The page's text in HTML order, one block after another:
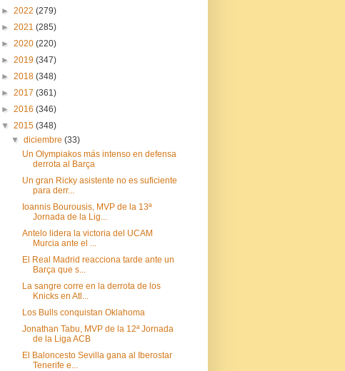
► 2022 (279)
► 2021 (285)
► 2020 (220)
► 2019 (347)
► 2018 (348)
► 2017 (361)
► 2016 (346)
▼ 2015 (348)
▼diciembre(33)
Un Olympiakos más intenso en defensa
derrota al Barça
Un gran Ricky asistente no es suficiente
para derr...
Ioannis Bourousis, MVP de la 13ª
Jornada de la Lig...
Antelo lidera la victoria del UCAM
Murcia ante el ...
El Real Madrid reacciona tarde ante un
Barça que s...
La sangre corre en la derrota de los
Knicks en Atl...
Los Bulls conquistan Oklahoma
Jonathan Tabu, MVP de la 12ª Jornada
de la Liga ACB
El Baloncesto Sevilla gana al Iberostar
Tenerife e...